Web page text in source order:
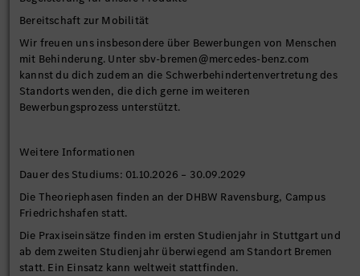
Bereitschaft zur Mobilität
Wir freuen uns insbesondere über Bewerbungen von Menschen
mit Behinderung. Unter sbv-bremen@mercedes-benz.com
kannst du dich zudem an die Schwerbehindertenvertretung des
Standorts wenden, die dich gerne im weiteren
Bewerbungsprozess unterstützt.
Weitere Informationen
Dauer des Studiums: 01.10.2026 – 30.09.2029
Die Theoriephasen finden an der DHBW Ravensburg, Campus
Friedrichshafen statt.
Die Praxiseinsätze finden im ersten Studienjahr in Stuttgart und
ab dem zweiten Studienjahr überwiegend am Standort Bremen
statt. Ein Einsatz kann weltweit stattfinden.